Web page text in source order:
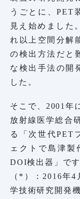
うごとに、PET
見え始めました
れ以上空間分解
の検出方法だと
な検出手法の開
した。
そこで、2001年
放射線医学総合
る「次世代PET
ェクトで島津製
DOI検出器」です
（*）：2016年
学技術研究開発